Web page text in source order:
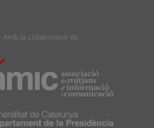
Amb la col·laboració de: